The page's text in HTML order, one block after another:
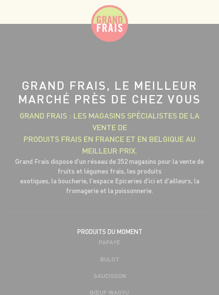
GRAND FRAIS, LE MEILLEUR
MARCHÉ PRÈS DE CHEZ VOUS
GRAND FRAIS : LES MAGASINS SPÉCIALISTES DE LA
VENTE DE
PRODUITS FRAIS EN FRANCE ET EN BELGIQUE AU
MEILLEUR PRIX.
Grand Frais dispose d'un réseau de 352 magasins pour la vente de
fruits et légumes frais, les produits
exotiques, la boucherie, l'espace Epiceries d'ici et d'ailleurs, la
fromagerie et la poissonnerie.
PRODUITS DU MOMENT
PAPAYE
BULOT
SAUCISSON
BŒUF WAGYU